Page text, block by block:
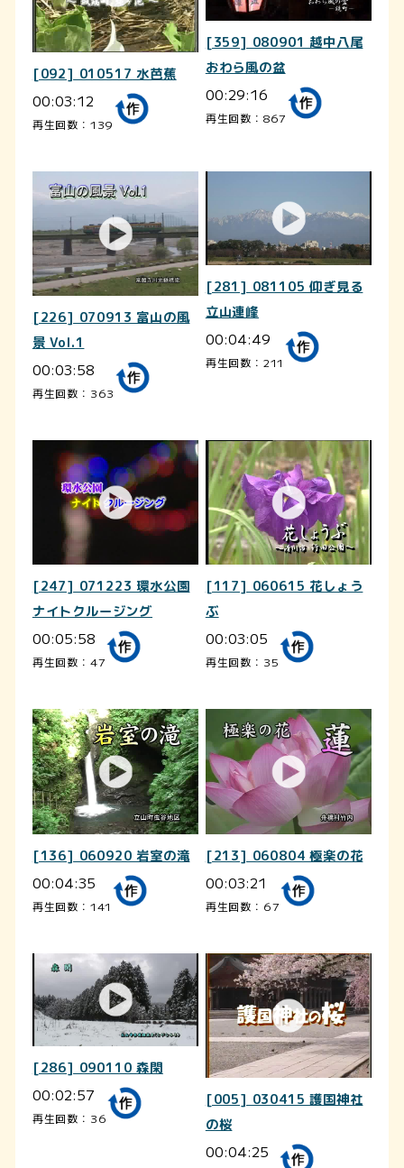
[092] 010517 水芭蕉
00:03:12
再生回数：139
[359] 080901 越中八尾
おわら風の盆
00:29:16
再生回数：867
[226] 070913 富山の風
景 Vol.1
00:03:58
再生回数：363
[281] 081105 仰ぎ見る
立山連峰
00:04:49
再生回数：211
[247] 071223 環水公園
ナイトクルージング
00:05:58
再生回数：47
[117] 060615 花しょう
ぶ
00:03:05
再生回数：35
[136] 060920 岩室の滝
00:04:35
再生回数：141
[213] 060804 極楽の花
00:03:21
再生回数：67
[286] 090110 森閑
00:02:57
再生回数：36
[005] 030415 護国神社
の桜
00:04:25